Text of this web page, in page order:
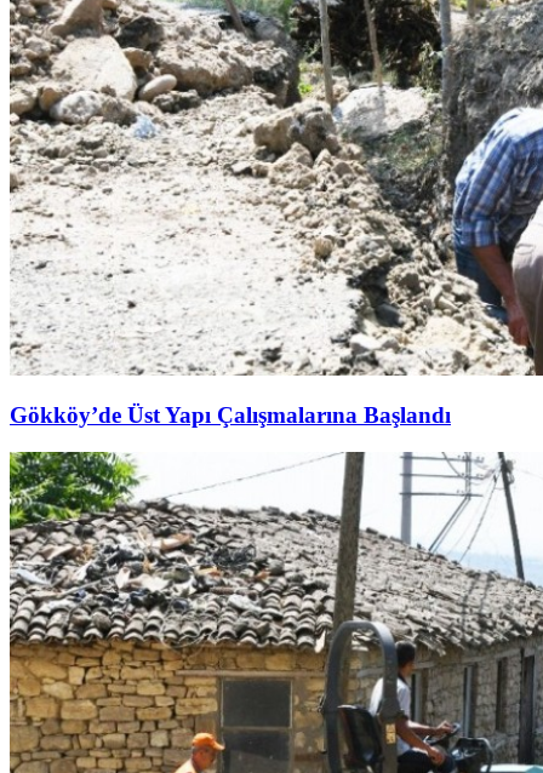
Gökköy’de Üst Yapı Çalışmalarına Başlandı